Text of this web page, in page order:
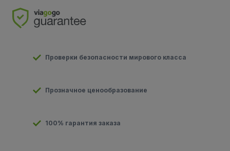
Проверки безопасности мирового класса
Прозначное ценообразование
100% гарантия заказа